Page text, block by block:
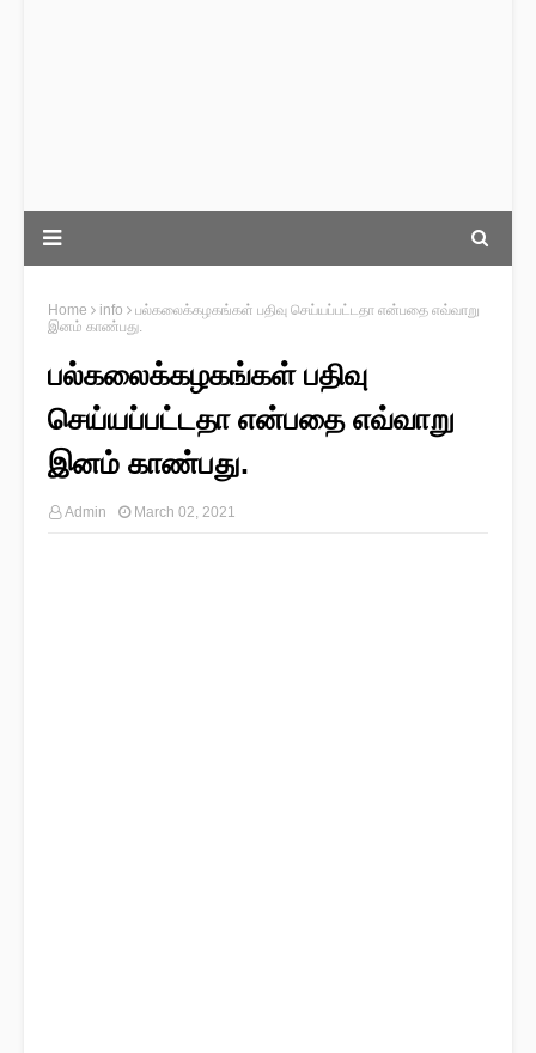
Home info
பல்கலைக்கழகங்கள் பதிவு செய்யப்பட்டதா என்பதை எவ்வாறு
இனம் காண்பது.
பல்கலைக்கழகங்கள் பதிவு
செய்யப்பட்டதா என்பதை எவ்வாறு
இனம் காண்பது.
Admin March 02, 2021